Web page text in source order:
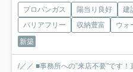
プロパンガス 陽当り良好
建
バリアフリー
収納豊富
ウォ
新築
/／／ ■事務所への”来店不要”です